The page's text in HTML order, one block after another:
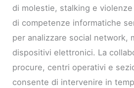
di molestie, stalking e
di competenze informatiche
per analizzare social network,
dispositivi elettronici. La
procure, centri operativi e
consente di intervenire in